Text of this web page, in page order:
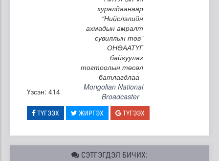
хуралдаанаар
“Нийслэлийн
ахмадын амралт
сувиллын төв”
ОНӨААТҮГ
байгуулах
тогтоолын төсөл
батлагдлаа
Үзсэн: 414
Mongolian National
Broadcaster
ТҮГЭЭХ ЖИРГЭХ ТҮГЭЭХ
СЭТГЭГДЭЛ БИЧИХ: